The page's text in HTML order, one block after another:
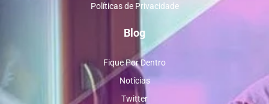
Políticas de Privacidade
Blog
Fique Por Dentro
Notícias
Twitter